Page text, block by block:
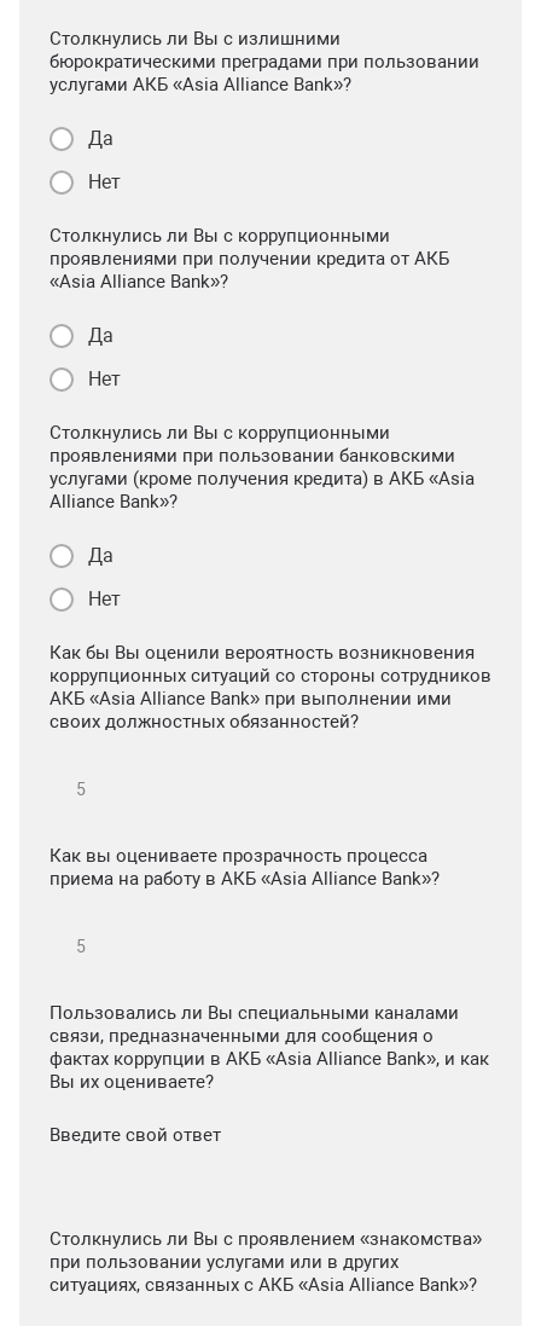
Столкнулись ли Вы с излишними
бюрократическими преградами при пользовании
услугами АКБ «Asia Alliance Bank»?
Да
Нет
Столкнулись ли Вы с коррупционными
проявлениями при получении кредита от АКБ
«Asia Alliance Bank»?
Да
Нет
Столкнулись ли Вы с коррупционными
проявлениями при пользовании банковскими
услугами (кроме получения кредита) в АКБ «Asia
Alliance Bank»?
Да
Нет
Как бы Вы оценили вероятность возникновения
коррупционных ситуаций со стороны сотрудников
АКБ «Asia Alliance Bank» при выполнении ими
своих должностных обязанностей?
Как вы оцениваете прозрачность процесса
приема на работу в АКБ «Asia Alliance Bank»?
Пользовались ли Вы специальными каналами
связи, предназначенными для сообщения о
фактах коррупции в АКБ «Asia Alliance Bank», и как
Вы их оцениваете?
Введите свой ответ
Столкнулись ли Вы с проявлением «знакомства»
при пользовании услугами или в других
ситуациях, связанных с АКБ «Asia Alliance Bank»?